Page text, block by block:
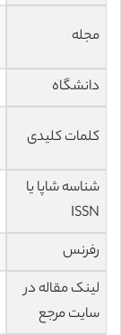
مجله
دانشگاه
کلمات کلیدی
شناسه شاپا یا
ISSN
رفرنس
لینک مقاله در
سایت مرجع